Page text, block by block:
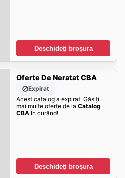
Deschideți broșura
Oferte De Neratat CBA
Expirat
Acest catalog a expirat. Găsiți
mai multe oferte de la Catalog
CBAÎn curând!
Deschideți broșura